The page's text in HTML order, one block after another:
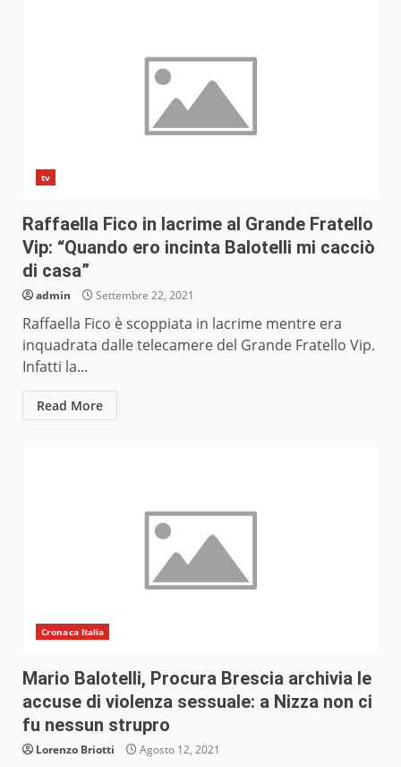
tv
Raffaella Fico in lacrime al Grande Fratello
Vip: “Quando ero incinta Balotelli mi cacciò
di casa”
admin Settembre 22, 2021
Raffaella Fico è scoppiata in lacrime mentre era
inquadrata dalle telecamere del Grande Fratello Vip.
Infatti la...
Read More
Cronaca Italia
Mario Balotelli, Procura Brescia archivia le
accuse di violenza sessuale: a Nizza non ci
fu nessun strupro
Lorenzo Briotti Agosto 12, 2021